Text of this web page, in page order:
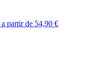
a partir de 54,90 €